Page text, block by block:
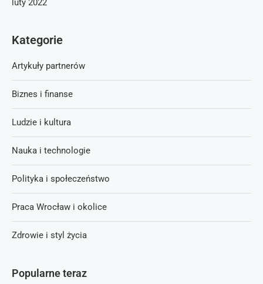
Popularne teraz
luty 2022
Kategorie
Artykuły partnerów
Biznes i finanse
Ludzie i kultura
Nauka i technologie
Polityka i społeczeństwo
Praca Wrocław i okolice
Zdrowie i styl życia